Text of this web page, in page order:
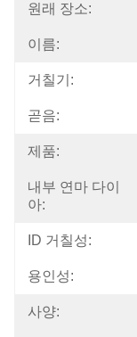
원래 장소:
이름:
거칠기:
곧음:
제품:
내부 연마 다이
아:
ID 거칠성:
용인성:
사양: